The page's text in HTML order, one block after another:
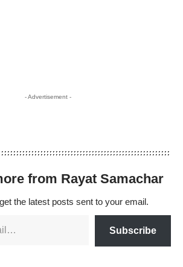
- Advertisement -
from Rayat Samachar
the latest posts sent to your email.
Subscribe